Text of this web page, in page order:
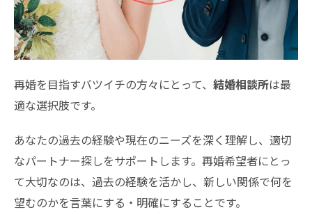
再婚を目指すバツイチの方々にとって、 結婚相談所は最
適な選択肢です。
あなたの過去の経験や現在のニーズを深く理解し、適切
なパートナー探しをサポートします。再婚希望者にとっ
て大切なのは、過去の経験を活かし、新しい関係で何を
望むのかを言葉にする・明確にすることです。